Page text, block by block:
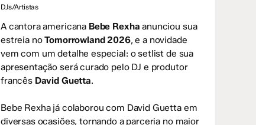
DJs/Artistas
A cantora americana Bebe Rexha anunciou sua
estreia noTomorrowland 2026, e a novidade
vem com um detalhe especial: o setlist de sua
apresentação será curado pelo DJ e produtor
francês David Guetta.
Bebe Rexha já colaborou com David Guetta em
diversas ocasiões, tornando a parceria no maior